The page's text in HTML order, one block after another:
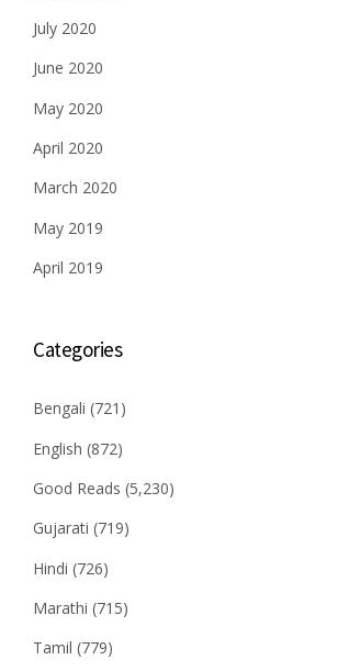
July 2020
June 2020
May 2020
April 2020
March 2020
May 2019
April 2019
Categories
Bengali (721)
English (872)
Good Reads (5,230)
Gujarati (719)
Hindi (726)
Marathi (715)
Tamil (779)